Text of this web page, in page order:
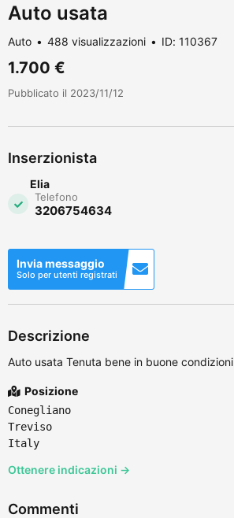
Auto usata
Auto 488 visualizzazioni ID: 110367
1.700 €
Pubblicato il 2023/11/12
Inserzionista
Elia
Telefono
3206754634
Invia messaggio
Solo per utenti registrati
Descrizione
Auto usata Tenuta bene in buone condizioni
Posizione
Conegliano
Treviso
Italy
Ottenere indicazioni →
Commenti